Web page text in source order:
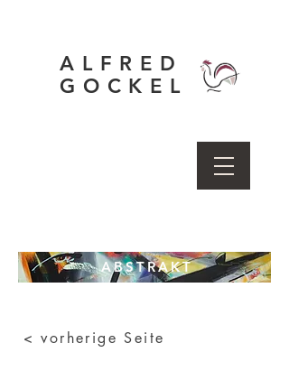
ALFRED
GOCKEL
ABSTRAKT
< vorherige Seite